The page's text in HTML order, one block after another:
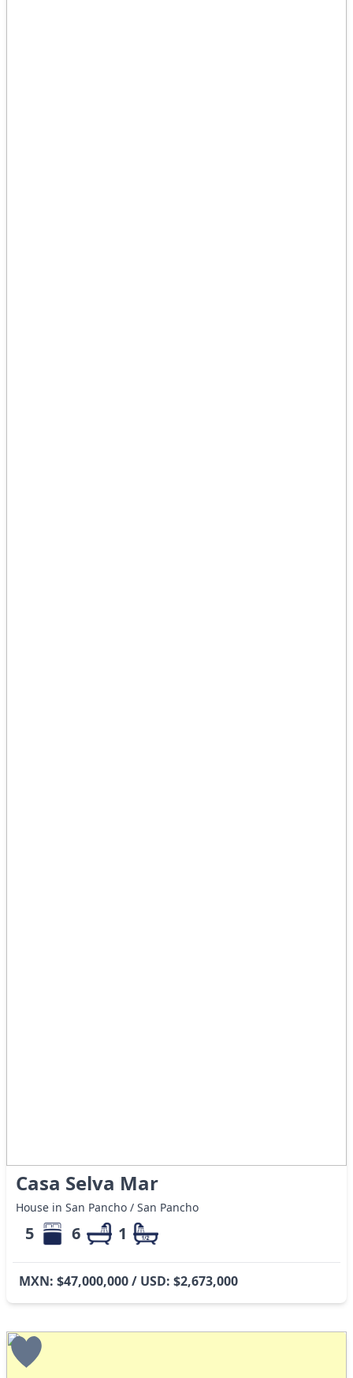
Casa Selva Mar
House in San Pancho / San Pancho
5 6 1
MXN: $47,000,000 / USD: $2,673,000